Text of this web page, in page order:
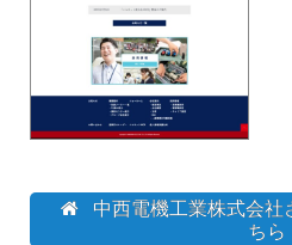
中西電機工業株式会社
ちら